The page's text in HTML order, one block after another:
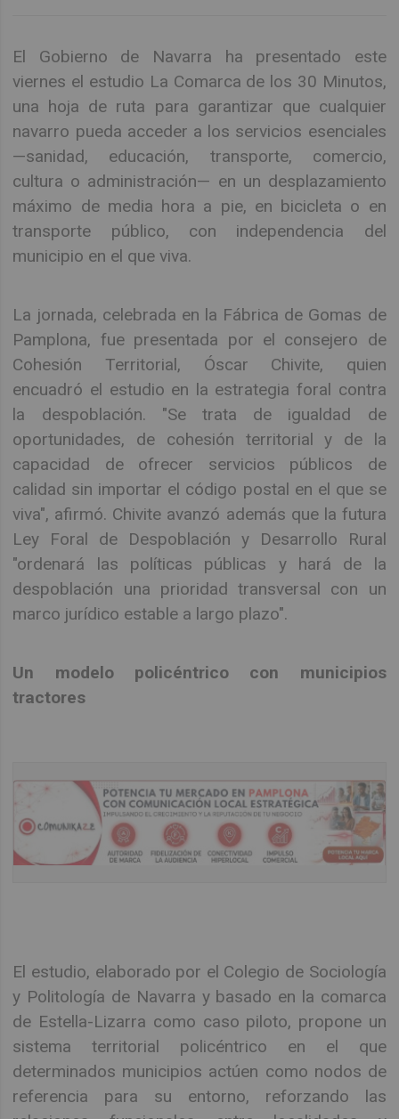
El Gobierno de Navarra ha presentado este
viernes el estudio La Comarca de los 30 Minutos,
una hoja de ruta para garantizar que cualquier
navarro pueda acceder a los servicios esenciales
—sanidad, educación, transporte, comercio,
cultura o administración— en un desplazamiento
máximo de media hora a pie, en bicicleta o en
transporte público, con independencia del
municipio en el que viva.
La jornada, celebrada en la Fábrica de Gomas de
Pamplona, fue presentada por el consejero de
Cohesión Territorial, Óscar Chivite, quien
encuadró el estudio en la estrategia foral contra
la despoblación. "Se trata de igualdad de
oportunidades, de cohesión territorial y de la
capacidad de ofrecer servicios públicos de
calidad sin importar el código postal en el que se
viva", afirmó. Chivite avanzó además que la futura
Ley Foral de Despoblación y Desarrollo Rural
"ordenará las políticas públicas y hará de la
despoblación una prioridad transversal con un
marco jurídico estable a largo plazo".
Un modelo policéntrico con municipios
tractores
El estudio, elaborado por el Colegio de Sociología
y Politología de Navarra y basado en la comarca
de Estella-Lizarra como caso piloto, propone un
sistema territorial policéntrico en el que
determinados municipios actúen como nodos de
referencia para su entorno, reforzando las